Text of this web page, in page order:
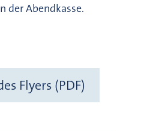
der Abendkasse.
Flyers (PDF)